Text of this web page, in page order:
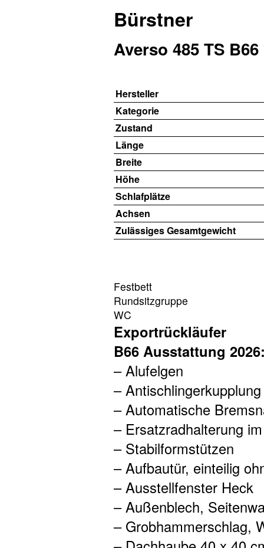
Bürstner
Averso 485 TS
Hersteller
Kategorie
Zustand
Länge
Breite
Höhe
Schlafplätze
Achsen
Zulässiges Gesamtgewicht
Festbett
Rundsitzgruppe
WC
Exportrückläufer
B66 Ausstattung
– Alufelgen
–
– Automatische
– Ersatzradhalterung
– Stabilformstützen
– Aufbautür, einteilig
– Ausstellfenster Heck
– Außenblech,
– Grobhammerschlag,